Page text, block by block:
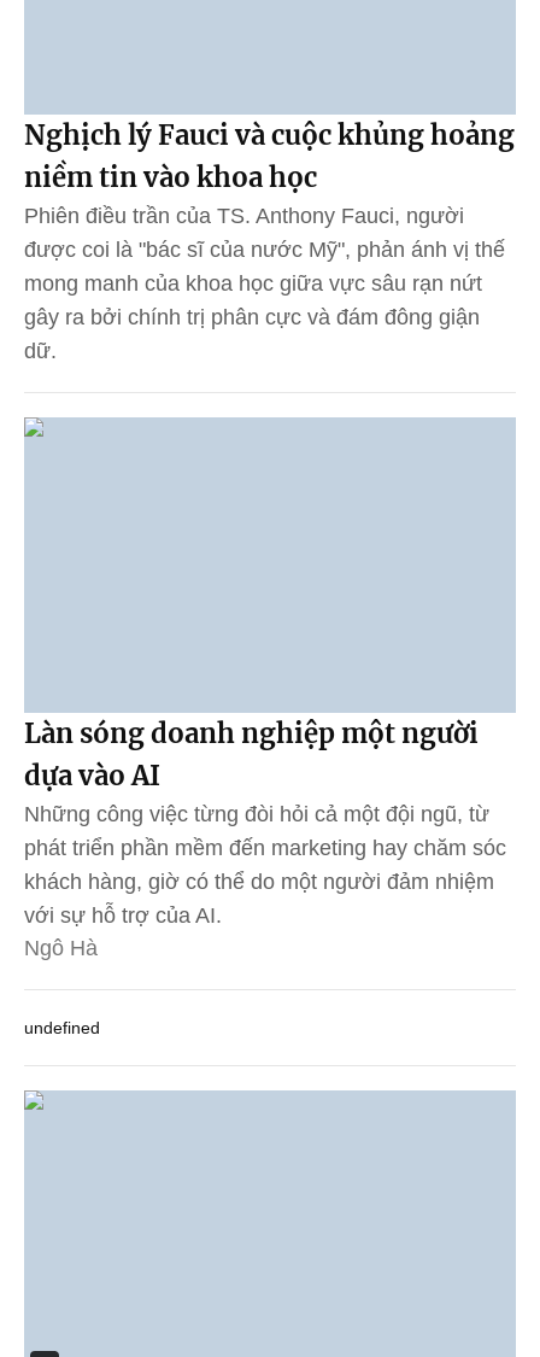
Nghịch lý Fauci và cuộc khủng hoảng
niềm tin vào khoa học
Phiên điều trần của TS. Anthony Fauci, người
được coi là "bác sĩ của nước Mỹ", phản ánh vị thế
mong manh của khoa học giữa vực sâu rạn nứt
gây ra bởi chính trị phân cực và đám đông giận
dữ.
Làn sóng doanh nghiệp một người
dựa vào AI
Những công việc từng đòi hỏi cả một đội ngũ, từ
phát triển phần mềm đến marketing hay chăm sóc
khách hàng, giờ có thể do một người đảm nhiệm
với sự hỗ trợ của AI.
Ngô Hà
undefined